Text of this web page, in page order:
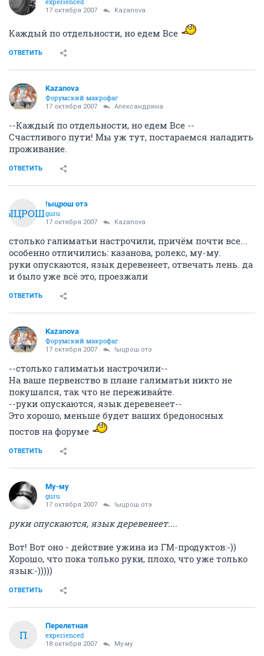
17 октября 2007 Kazanova
Каждый по отдельности, но едем Все
ОТВЕТИТЬ
Kazanova
Форумский макрофаг
17 октября 2007 Александрина
--Каждый по отдельности, но едем Все --
Счастливого пути! Мы уж тут, постараемся наладить
проживание.
ОТВЕТИТЬ
!ЫЦРОШ
!ыцрош отэ
guru
17 октября 2007 Kazanova
столько галиматьи настрочили, причём почти все...
особенно отличились: казанова, ролекс, му-му.
руки опускаются, язык деревенеет, отвечать лень. да
и было уже всё это, проезжали
ОТВЕТИТЬ
Kazanova
Форумский макрофаг
17 октября 2007 !ыцрош отэ
--столько галиматьи настрочили--
На ваше первенство в плане галиматьи никто не
покушался, так что не переживайте.
--руки опускаются, язык деревенеет--
Это хорошо, меньше будет ваших бредоносных
постов на форуме
ОТВЕТИТЬ
Му-му
guru
17 октября 2007 !ыцрош отэ
руки опускаются, язык деревенеет....
Вот! Вот оно - действие ужина из ГМ-продуктов:-))
Хорошо, что пока только руки, плохо, что уже только
язык:-)))))
ОТВЕТИТЬ
П
Перелетная
experienced
18 октября 2007 Му-му